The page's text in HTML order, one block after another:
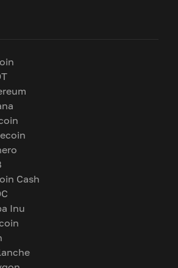
Cash
Inu